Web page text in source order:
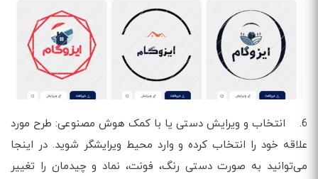
6. انتخاب و ویرایش دستی یا با کمک هوش مصنوعی: طرح مورد
علاقه خود را انتخاب کرده و وارد محیط ویرایشگر شوید. در اینجا
می‌توانید به صورت دستی رنگ، فونت، نماد و چیدمان را تغییر